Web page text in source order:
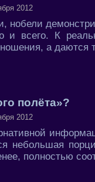
2012
нобели
и всего. К
а
полёта»?
2012
небольшая
полностью